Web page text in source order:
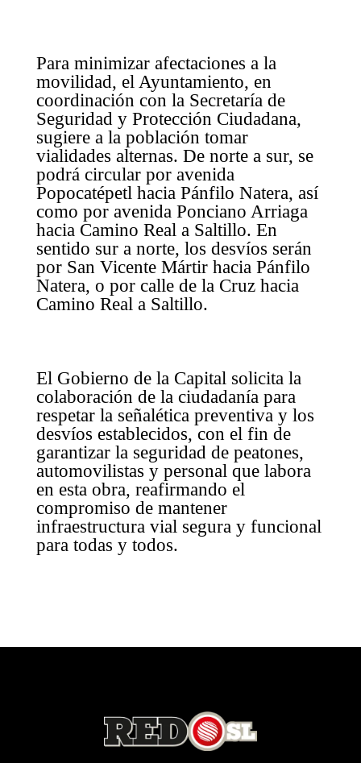
Para minimizar afectaciones a la
movilidad, el Ayuntamiento, en
coordinación con la Secretaría de
Seguridad y Protección Ciudadana,
sugiere a la población tomar
vialidades alternas. De norte a sur, se
podrá circular por avenida
Popocatépetl hacia Pánfilo Natera, así
como por avenida Ponciano Arriaga
hacia Camino Real a Saltillo. En
sentido sur a norte, los desvíos serán
por San Vicente Mártir hacia Pánfilo
Natera, o por calle de la Cruz hacia
Camino Real a Saltillo.
El Gobierno de la Capital solicita la
colaboración de la ciudadanía para
respetar la señalética preventiva y los
desvíos establecidos, con el fin de
garantizar la seguridad de peatones,
automovilistas y personal que labora
en esta obra, reafirmando el
compromiso de mantener
infraestructura vial segura y funcional
para todas y todos.